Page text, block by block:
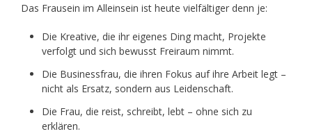
Das Frausein im Alleinsein ist heute vielfältiger denn je:
Die Kreative, die ihr eigenes Ding macht, Projekte
verfolgt und sich bewusst Freiraum nimmt.
Die Businessfrau, die ihren Fokus auf ihre Arbeit legt –
nicht als Ersatz, sondern aus Leidenschaft.
Die Frau, die reist, schreibt, lebt – ohne sich zu
erklären.